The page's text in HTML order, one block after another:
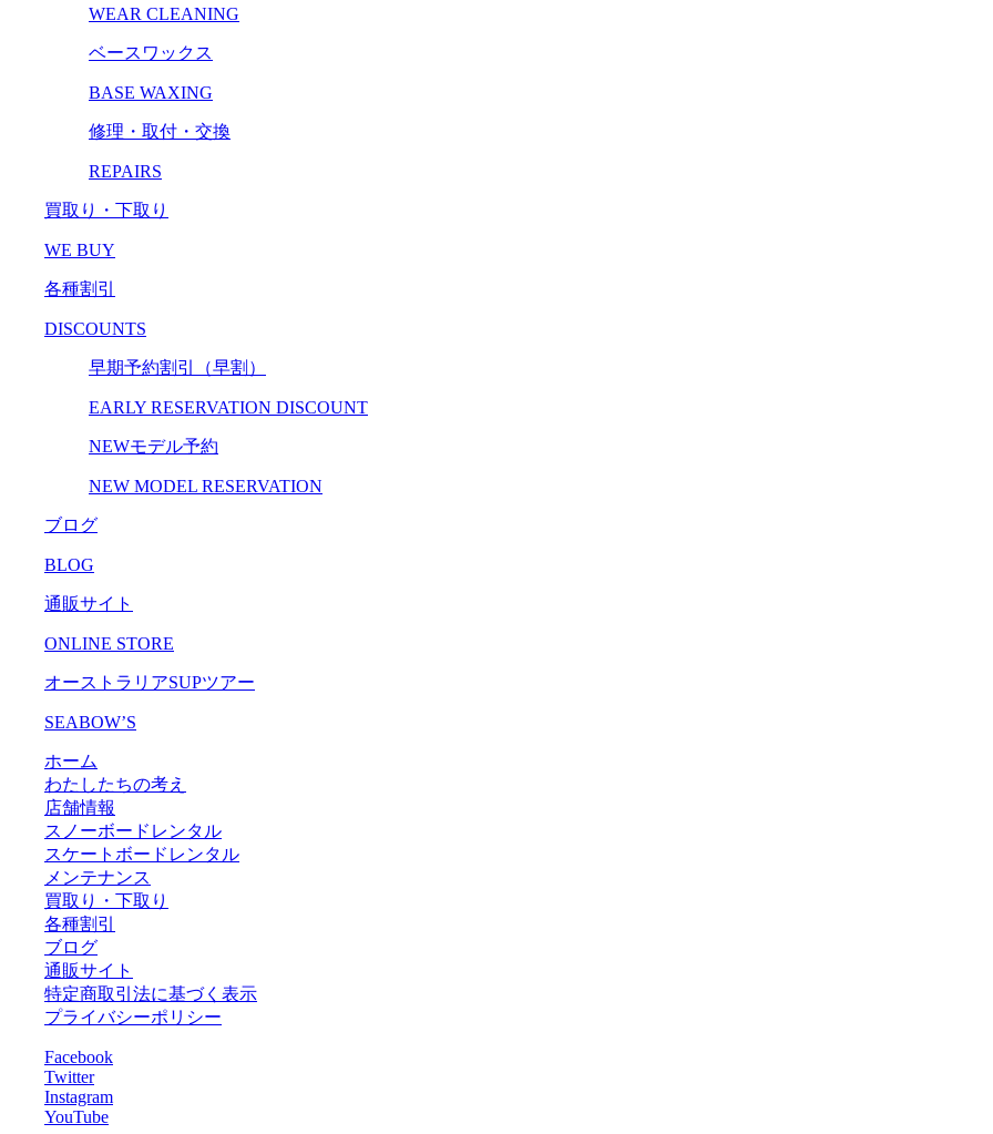
WEAR CLEANING
ベースワックス
BASE WAXING
修理・取付・交換
REPAIRS
買取り・下取り
WE BUY
各種割引
DISCOUNTS
早期予約割引（早割）
EARLY RESERVATION DISCOUNT
NEWモデル予約
NEW MODEL RESERVATION
ブログ
BLOG
通販サイト
ONLINE STORE
オーストラリアSUPツアー
SEABOW’S
ホーム
わたしたちの考え
店舗情報
スノーボードレンタル
スケートボードレンタル
メンテナンス
買取り・下取り
各種割引
ブログ
通販サイト
特定商取引法に基づく表示
プライバシーポリシー
Facebook
Twitter
Instagram
YouTube